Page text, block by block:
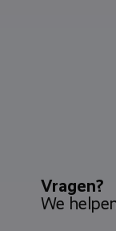
Vragen?
We